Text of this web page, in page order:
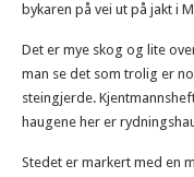
bykaren på vei ut på jakt i
Det er mye skog og lite
man se det som trolig er
steingjerde.
haugene her er
Stedet er markert med en